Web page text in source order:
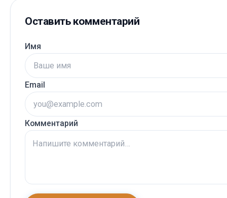
Оставить комментарий
Имя
Email
Комментарий